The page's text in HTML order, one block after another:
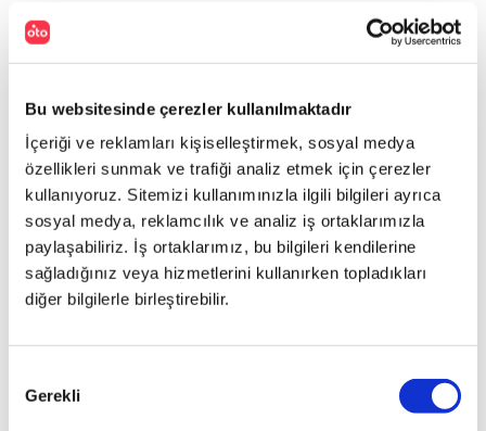
Bu websitesinde çerezler kullanılmaktadır
İçeriği ve reklamları kişiselleştirmek, sosyal medya
özellikleri sunmak ve trafiği analiz etmek için çerezler
kullanıyoruz. Sitemizi kullanımınızla ilgili bilgileri ayrıca
sosyal medya, reklamcılık ve analiz iş ortaklarımızla
paylaşabiliriz. İş ortaklarımız, bu bilgileri kendilerine
sağladığınız veya hizmetlerini kullanırken topladıkları
diğer bilgilerle birleştirebilir.
Seçimi
Gerekli
kendinizi
lüks
otelin
odasında
gibi
hissetmemeniz
için
hiçbir
sebep
yok.
Yeni
3